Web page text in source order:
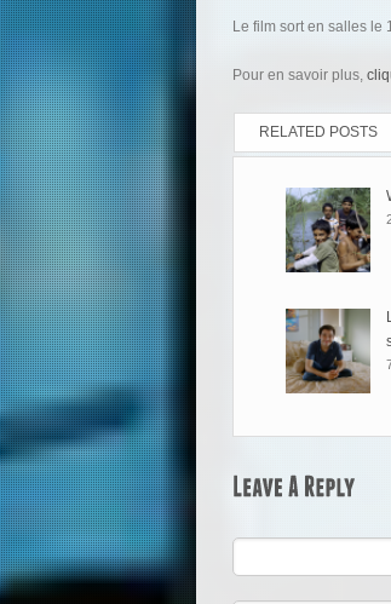
Le film sort en salles le
Pour en savoir plus,
RELATED POSTS